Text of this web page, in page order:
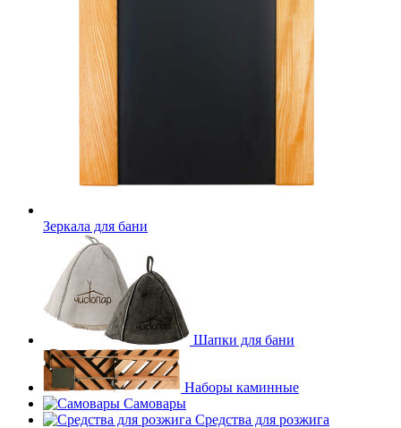
Зеркала для бани
Шапки для бани
Наборы каминные
Самовары
Средства для розжига